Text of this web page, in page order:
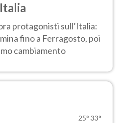
protagonisti sull’Italia:
fino a Ferragosto, poi
cambiamento
25° 33°